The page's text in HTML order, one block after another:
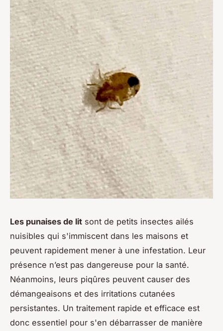
Les punaises de lit sont de petits insectes ailés
nuisibles qui s'immiscent dans les maisons et
peuvent rapidement mener à une infestation. Leur
présence n’est pas dangereuse pour la santé.
Néanmoins, leurs piqûres peuvent causer des
démangeaisons et des irritations cutanées
persistantes. Un traitement rapide et efficace est
donc essentiel pour s'en débarrasser de manière